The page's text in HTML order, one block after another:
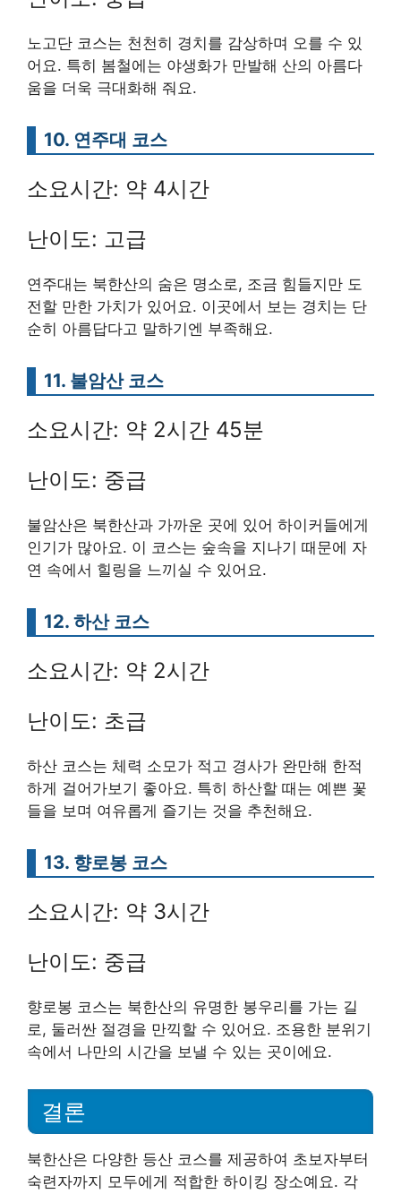
노고단 코스는 천천히 경치를 감상하며 오를 수 있
어요. 특히 봄철에는 야생화가 만발해 산의 아름다
움을 더욱 극대화해 줘요.
10. 연주대 코스
소요시간: 약 4시간
난이도: 고급
연주대는 북한산의 숨은 명소로, 조금 힘들지만 도
전할 만한 가치가 있어요. 이곳에서 보는 경치는 단
순히 아름답다고 말하기엔 부족해요.
11. 불암산 코스
소요시간: 약 2시간 45분
난이도: 중급
불암산은 북한산과 가까운 곳에 있어 하이커들에게
인기가 많아요. 이 코스는 숲속을 지나기 때문에 자
연 속에서 힐링을 느끼실 수 있어요.
12. 하산 코스
소요시간: 약 2시간
난이도: 초급
하산 코스는 체력 소모가 적고 경사가 완만해 한적
하게 걸어가보기 좋아요. 특히 하산할 때는 예쁜 꽃
들을 보며 여유롭게 즐기는 것을 추천해요.
13. 향로봉 코스
소요시간: 약 3시간
난이도: 중급
향로봉 코스는 북한산의 유명한 봉우리를 가는 길
로, 둘러싼 절경을 만끽할 수 있어요. 조용한 분위기
속에서 나만의 시간을 보낼 수 있는 곳이에요.
결론
북한산은 다양한 등산 코스를 제공하여 초보자부터
숙련자까지 모두에게 적합한 하이킹 장소예요. 각